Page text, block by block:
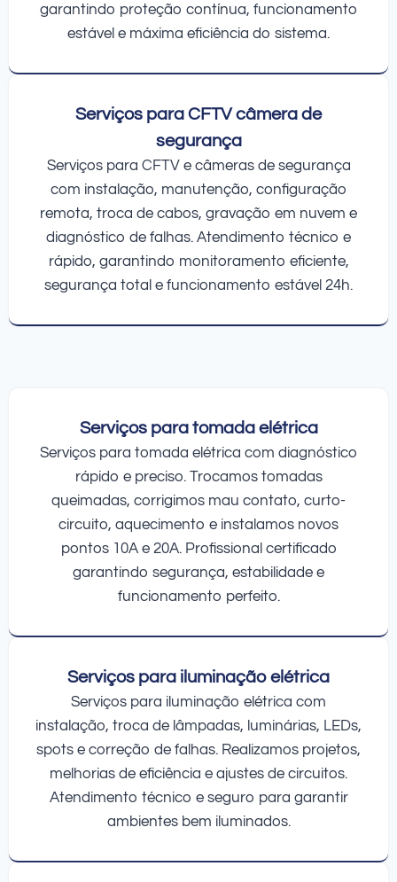
garantindo proteção contínua, funcionamento
estável e máxima eficiência do sistema.
Serviços para CFTV câmera de
segurança
Serviços para CFTV e câmeras de segurança
com instalação, manutenção, configuração
remota, troca de cabos, gravação em nuvem e
diagnóstico de falhas. Atendimento técnico e
rápido, garantindo monitoramento eficiente,
segurança total e funcionamento estável 24h.
Serviços para tomada elétrica
Serviços para tomada elétrica com diagnóstico
rápido e preciso. Trocamos tomadas
queimadas, corrigimos mau contato, curto-
circuito, aquecimento e instalamos novos
pontos 10A e 20A. Profissional certificado
garantindo segurança, estabilidade e
funcionamento perfeito.
Serviços para iluminação elétrica
Serviços para iluminação elétrica com
instalação, troca de lâmpadas, luminárias, LEDs,
spots e correção de falhas. Realizamos projetos,
melhorias de eficiência e ajustes de circuitos.
Atendimento técnico e seguro para garantir
ambientes bem iluminados.